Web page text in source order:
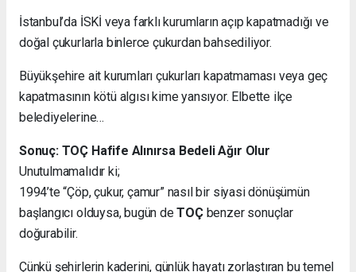
İstanbul’da İSKİ veya farklı kurumların açıp kapatmadığı ve
doğal çukurlarla binlerce çukurdan bahsediliyor.
Büyükşehire ait kurumları çukurları kapatmaması veya geç
kapatmasının kötü algısı kime yansıyor. Elbette ilçe
belediyelerine…
Sonuç: TOÇ Hafife Alınırsa Bedeli Ağır Olur
Unutulmamalıdır ki;
1994’te “Çöp, çukur, çamur” nasıl bir siyasi dönüşümün
başlangıcı olduysa, bugün deTOÇbenzer sonuçlar
doğurabilir.
Çünkü şehirlerin kaderini, günlük hayatı zorlaştıran bu temel